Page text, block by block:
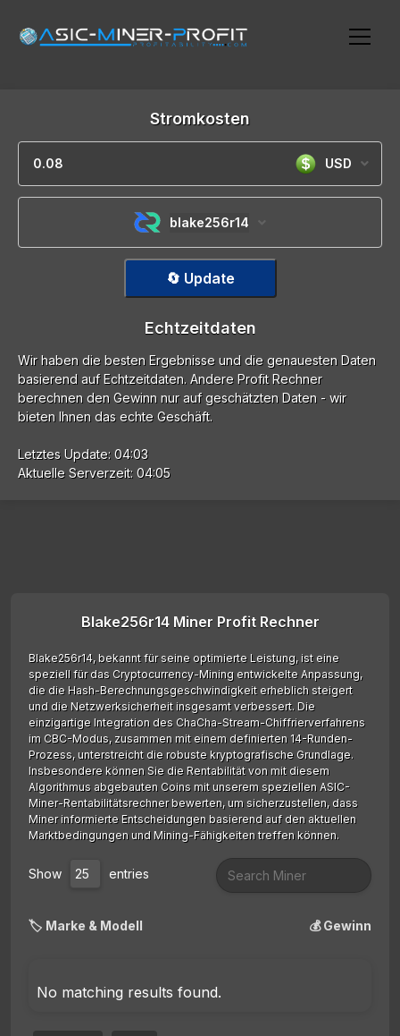
Stromkosten
USD
blake256r14
🔄 Update
Echtzeitdaten
Wir haben die besten Ergebnisse und die genauesten Daten
basierend auf Echtzeitdaten. Andere Profit Rechner
berechnen den Gewinn nur auf geschätzten Daten - wir
bieten Ihnen das echte Geschäft.
Letztes Update: 04:03
Aktuelle Serverzeit: 04:05
Blake256r14 Miner Profit Rechner
Blake256r14, bekannt für seine optimierte Leistung, ist eine
speziell für das Cryptocurrency-Mining entwickelte Anpassung,
die die Hash-Berechnungsgeschwindigkeit erheblich steigert
und die Netzwerksicherheit insgesamt verbessert. Die
einzigartige Integration des ChaCha-Stream-Chiffrierverfahrens
im CBC-Modus, zusammen mit einem definierten 14-Runden-
Prozess, unterstreicht die robuste kryptografische Grundlage.
Insbesondere können Sie die Rentabilität von mit diesem
Algorithmus abgebauten Coins mit unserem speziellen ASIC-
Miner-Rentabilitätsrechner bewerten, um sicherzustellen, dass
Miner informierte Entscheidungen basierend auf den aktuellen
Marktbedingungen und Mining-Fähigkeiten treffen können.
Show entries
🏷️ Marke & Modell 💰 Gewinn
No matching results found.